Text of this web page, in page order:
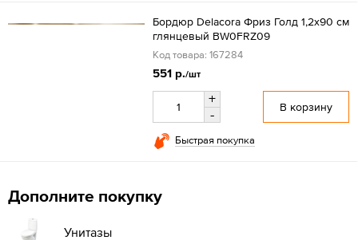
Бордюр Delacora Фриз Голд 1,2x90 см
глянцевый BW0FRZ09
Код товара: 167284
551 р./шт
+
-
В корзину
Быстрая покупка
Дополните покупку
Унитазы